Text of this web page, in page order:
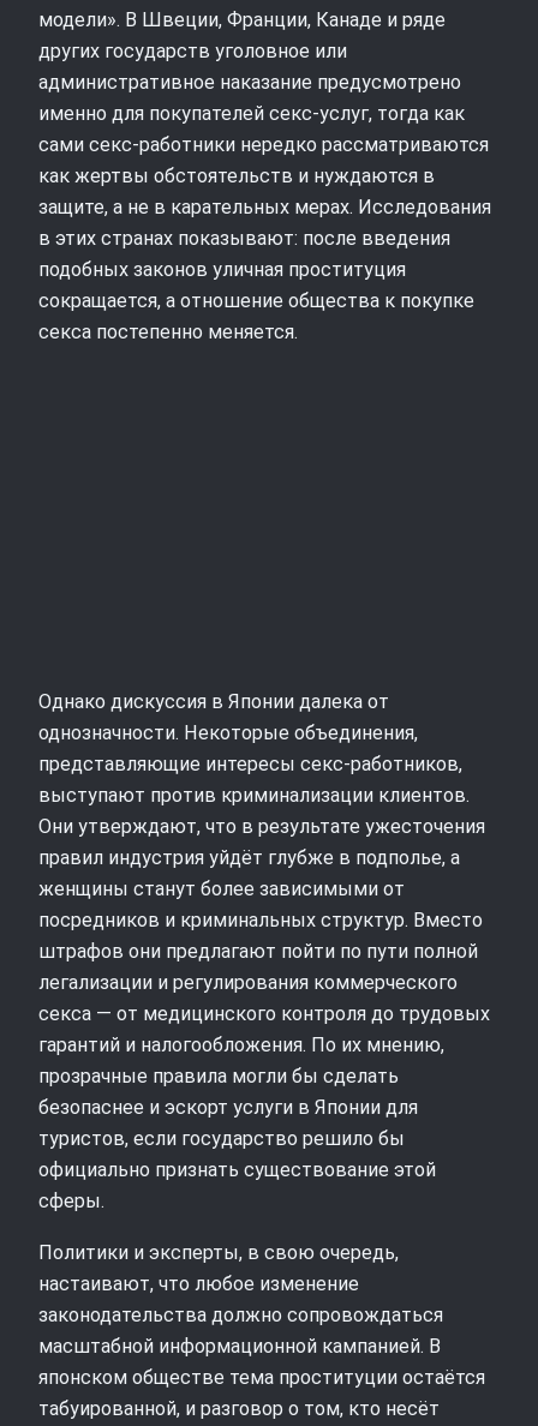
модели». В Швеции, Франции, Канаде и ряде
других государств уголовное или
административное наказание предусмотрено
именно для покупателей секс-услуг, тогда как
сами секс-работники нередко рассматриваются
как жертвы обстоятельств и нуждаются в
защите, а не в карательных мерах. Исследования
в этих странах показывают: после введения
подобных законов уличная проституция
сокращается, а отношение общества к покупке
секса постепенно меняется.
Однако дискуссия в Японии далека от
однозначности. Некоторые объединения,
представляющие интересы секс-работников,
выступают против криминализации клиентов.
Они утверждают, что в результате ужесточения
правил индустрия уйдёт глубже в подполье, а
женщины станут более зависимыми от
посредников и криминальных структур. Вместо
штрафов они предлагают пойти по пути полной
легализации и регулирования коммерческого
секса — от медицинского контроля до трудовых
гарантий и налогообложения. По их мнению,
прозрачные правила могли бы сделать
безопаснее и эскорт услуги в Японии для
туристов, если государство решило бы
официально признать существование этой
сферы.
Политики и эксперты, в свою очередь,
настаивают, что любое изменение
законодательства должно сопровождаться
масштабной информационной кампанией. В
японском обществе тема проституции остаётся
табуированной, и разговор о том, кто несёт